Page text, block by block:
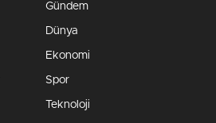
Gündem
Dünya
Ekonomi
Spor
Teknoloji